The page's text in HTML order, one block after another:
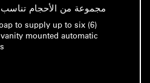
مجموعة من الأحجام تناسب
to supply up to six (6)
mounted automatic